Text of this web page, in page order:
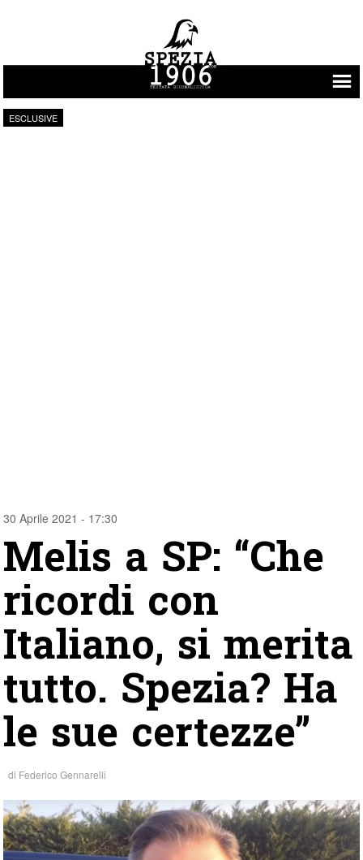
Vai al contenuto
ESCLUSIVE
30 Aprile 2021 - 17:30
Melis a SP: “Che
ricordi con
Italiano, si merita
tutto. Spezia? Ha
le sue certezze”
di Federico Gennarelli